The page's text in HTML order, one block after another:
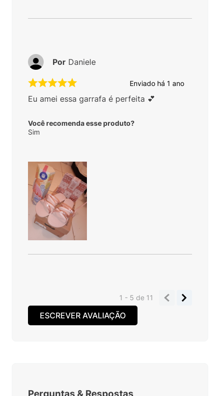
Enviado há 1 ano
Eu amei essa garrafa é perfeita 💕
Você recomenda esse produto?
Sim
Por Daniele
1 - 5de 11
ESCREVER AVALIAÇÃO
Perguntas & Respostas